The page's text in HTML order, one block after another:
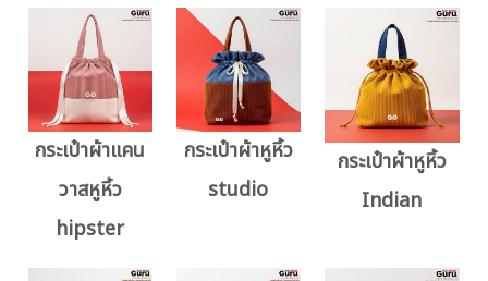
กระเป๋าผ้าแคน
วาสหูหิ้ว
hipster
กระเป๋าผ้าหูหิ้ว
studio
กระเป๋าผ้าหูหิ้ว
Indian